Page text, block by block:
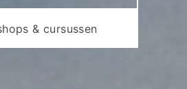
& cursussen